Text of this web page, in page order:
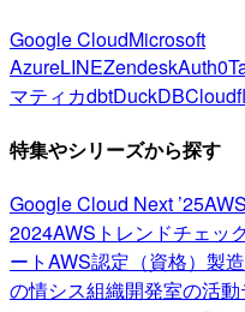
Google CloudMicrosoft
AzureLINEZendeskAuth0
マティカdbtDuckDB
特集やシリーズから探す
Google Cloud Next ’25
2024AWSトレンドチェッ
ートAWS認定（資格） 製
の情シス組織開発室の活動